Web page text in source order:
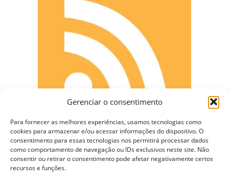
Gerenciar o consentimento
Para fornecer as melhores experiências, usamos tecnologias como
cookies para armazenar e/ou acessar informações do dispositivo. O
consentimento para essas tecnologias nos permitirá processar dados
como comportamento de navegação ou IDs exclusivos neste site. Não
consentir ou retirar o consentimento pode afetar negativamente certos
recursos e funções.
CONECTE-SE